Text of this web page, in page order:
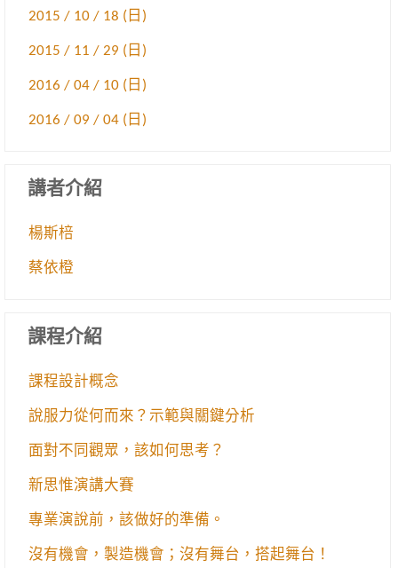
2015 / 10 / 18 (日)
2015 / 11 / 29 (日)
2016 / 04 / 10 (日)
2016 / 09 / 04 (日)
講者介紹
楊斯棓
蔡依橙
課程介紹
課程設計概念
說服力從何而來？示範與關鍵分析
面對不同觀眾，該如何思考？
新思惟演講大賽
專業演說前，該做好的準備。
沒有機會，製造機會；沒有舞台，搭起舞台！